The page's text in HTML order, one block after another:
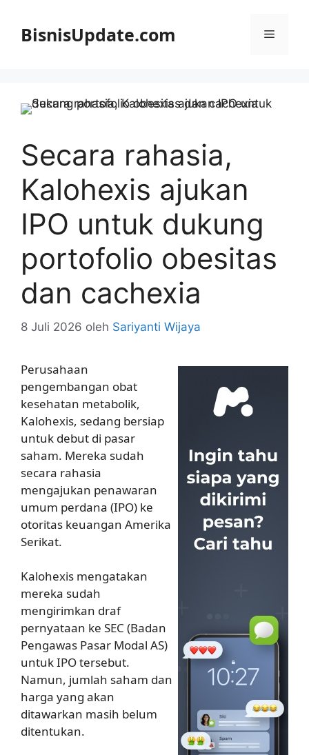
BisnisUpdate.com Menu
Secara rahasia,
Kalohexis ajukan
IPO untuk dukung
portofolio obesitas
dan cachexia
8 Juli 2026 oleh Sariyanti Wijaya
Perusahaan
pengembangan obat
kesehatan metabolik,
Kalohexis, sedang bersiap
untuk debut di pasar
saham. Mereka sudah
secara rahasia
mengajukan penawaran
umum perdana (IPO) ke
otoritas keuangan Amerika
Serikat.
Kalohexis mengatakan
mereka sudah
mengirimkan draf
pernyataan ke SEC (Badan
Pengawas Pasar Modal AS)
untuk IPO tersebut.
Namun, jumlah saham dan
harga yang akan
ditawarkan masih belum
ditentukan.